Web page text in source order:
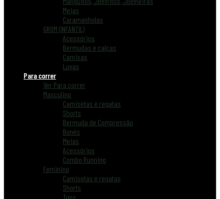
Meias
Caramanholas
GROM (INFANTIL)
Acessórios
Bermudas e calças
Camisas
Luvas
Para correr
Ver Para correr
Masculino
Camisetas e regatas
Shorts
Bermuda de Compressão
Bonés
Meias
Acessórios
Combo Running
Feminino
Camisetas e regatas
Shorts
Tops